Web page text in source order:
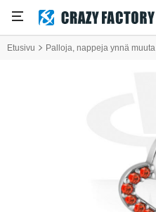
Etusivu Palloja, nappeja ynnä muuta